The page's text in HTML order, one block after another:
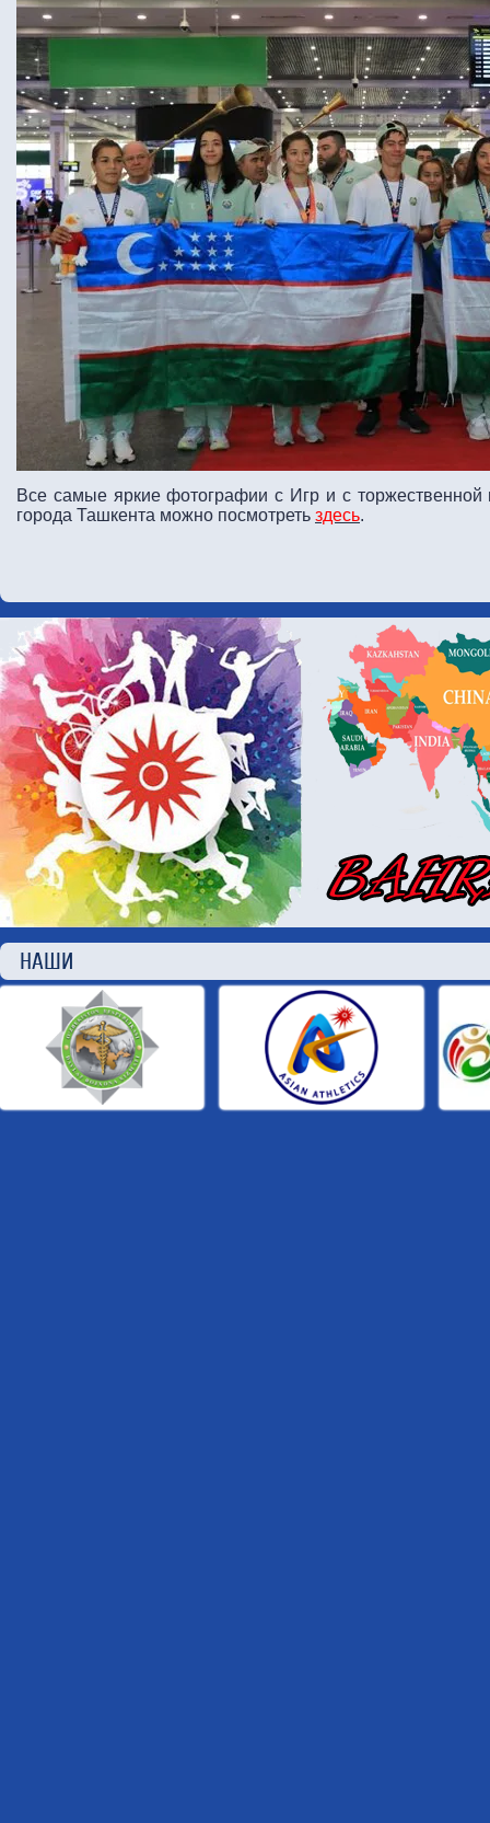
Все самые яркие фотографии с Игр и с торжественной
города Ташкента можно посмотреть здесь.
НАШИ